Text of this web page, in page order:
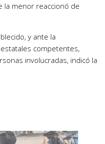
la menor reaccionó de
y ante la
competentes,
involucradas, indicó la